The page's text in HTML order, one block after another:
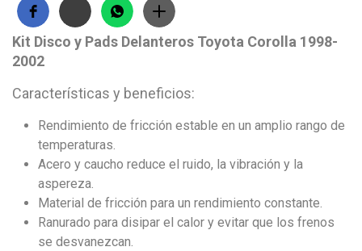
Kit Disco y Pads Delanteros Toyota Corolla 1998-
2002
Características y beneficios:
Rendimiento de fricción estable en un amplio rango de
temperaturas.
Acero y caucho reduce el ruido, la vibración y la
aspereza.
Material de fricción para un rendimiento constante.
Ranurado para disipar el calor y evitar que los frenos
se desvanezcan.